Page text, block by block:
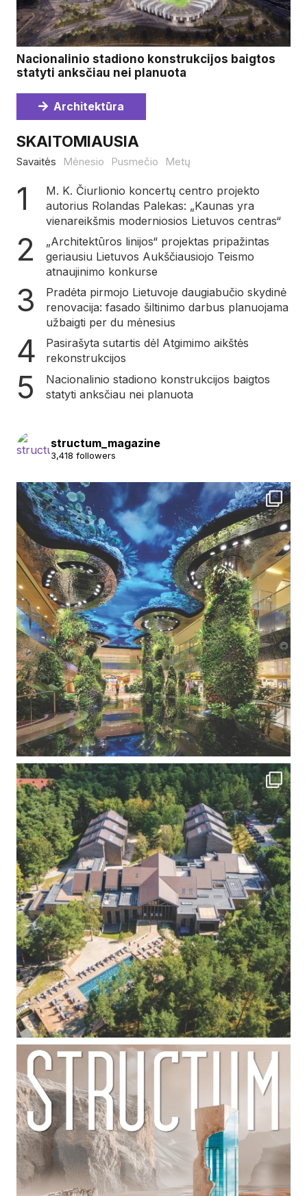
Nacionalinio stadiono konstrukcijos baigtos
statyti anksčiau nei planuota
Architektūra
SKAITOMIAUSIA
Savaitės Mėnesio Pusmečio Metų
M. K. Čiurlionio koncertų centro projekto
autorius Rolandas Palekas: „Kaunas yra
vienareikšmis moderniosios Lietuvos centras“
„Architektūros linijos“ projektas pripažintas
geriausiu Lietuvos Aukščiausiojo Teismo
atnaujinimo konkurse
Pradėta pirmojo Lietuvoje daugiabučio skydinė
renovacija: fasado šiltinimo darbus planuojama
užbaigti per du mėnesius
Pasirašyta sutartis dėl Atgimimo aikštės
rekonstrukcijos
Nacionalinio stadiono konstrukcijos baigtos
statyti anksčiau nei planuota
structum_magazine
3,418 followers